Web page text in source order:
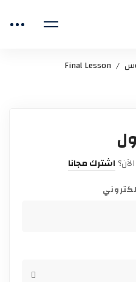
Final Lesson
اشترك مجانا